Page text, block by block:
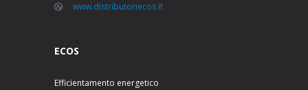
www.distributoriecos.it
ECOS
Efficientamento energetico